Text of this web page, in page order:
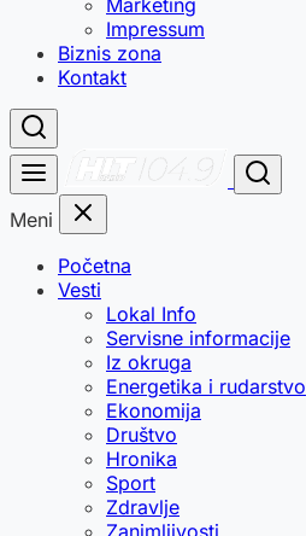
Marketing
Impressum
Biznis zona
Kontakt
Meni
Početna
Vesti
Lokal Info
Servisne informacije
Iz okruga
Energetika i rudarstvo
Ekonomija
Društvo
Hronika
Sport
Zdravlje
Zanimljivosti